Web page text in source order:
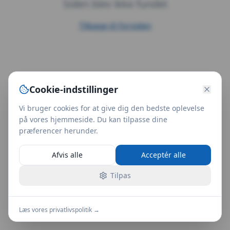
Tilbage til forsiden
Cookie-indstillinger
Vi bruger cookies for at give dig den bedste oplevelse
på vores hjemmeside. Du kan tilpasse dine
præferencer herunder.
Afvis alle Acceptér alle
Tilpas
Læs vores privatlivspolitik →